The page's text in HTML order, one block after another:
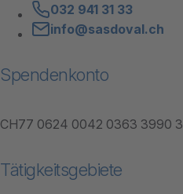
032 941 31 33
info@sasdoval.ch
Spendenkonto
CH77 0624 0042 0363 3990 3
Tätigkeitsgebiete